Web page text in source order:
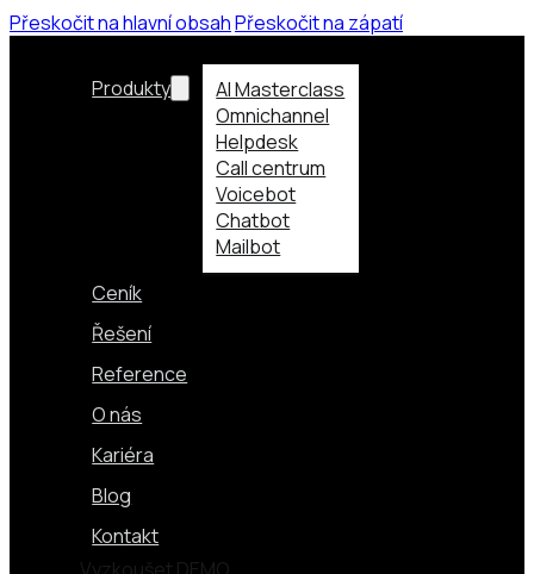
Přeskočit na hlavní obsahPřeskočit na zápatí
Produkty
AI Masterclass
Omnichannel
Helpdesk
Call centrum
Voicebot
Chatbot
Mailbot
Ceník
Řešení
Reference
O nás
Kariéra
Blog
Kontakt